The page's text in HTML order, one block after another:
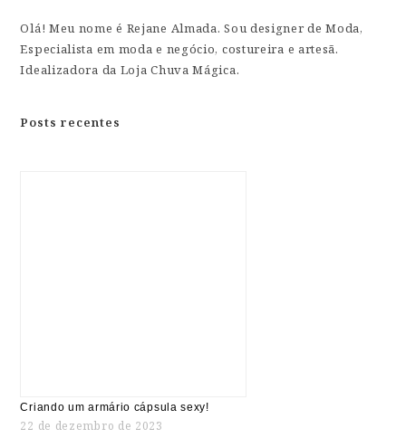
Olá! Meu nome é Rejane Almada. Sou designer de Moda,
Especialista em moda e negócio, costureira e artesã.
Idealizadora da Loja Chuva Mágica.
Posts recentes
Criando um armário cápsula sexy!
22 de dezembro de 2023